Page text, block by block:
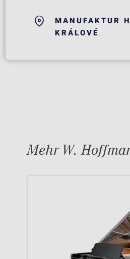
MANUFAKTUR
KRÁLOVÉ
Mehr W.